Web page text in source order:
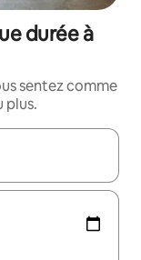
durée à
sentez comme
plus.
flèches vers le